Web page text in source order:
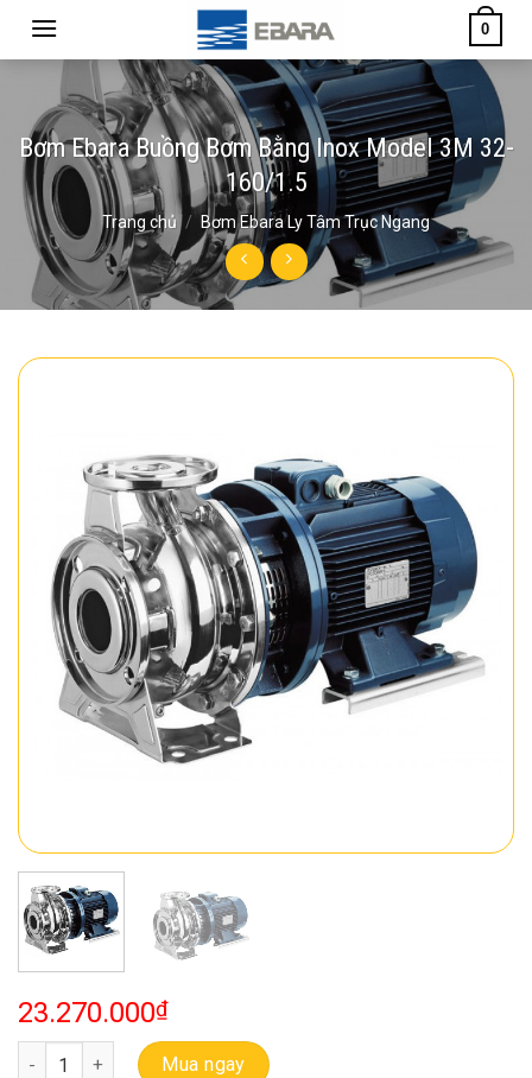
0
Bơm Ebara Buồng Bơm Bằng Inox Model 3M 32-
160/1.5
Trang chủ / Bơm Ebara Ly Tâm Trục Ngang
23.270.000₫
Bơm Ebara Buồng Bơm Bằng Inox Model 3M 32-160/1.5 số lượng
Mua ngay